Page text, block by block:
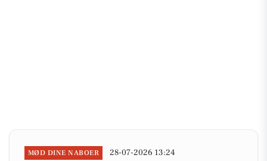
MØD DINE NABOER 28-07-2026 13:24